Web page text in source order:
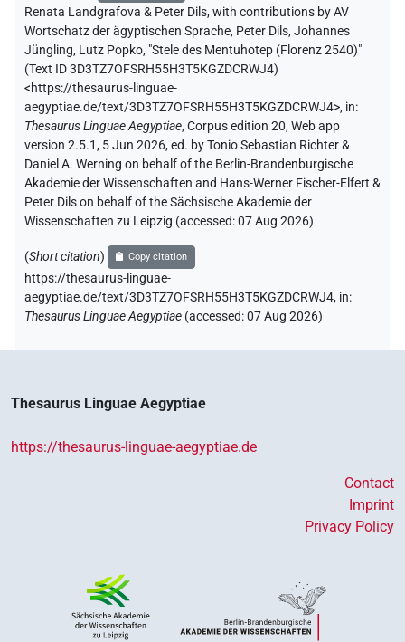
Renata Landgrafova & Peter Dils,with contributions byAV
Wortschatz der ägyptischen Sprache, Peter Dils,Johannes
Jüngling, Lutz Popko, "Stele des Mentuhotep (Florenz 2540)"
(Text ID 3D3TZ7OFSRH55H3T5KGZDCRWJ4)
<https://thesaurus-linguae-
aegyptiae.de/text/3D3TZ7OFSRH55H3T5KGZDCRWJ4>, in:
Thesaurus Linguae Aegyptiae,Corpus edition 20, Web app
version 2.5.1, 5 Jun 2026, ed. by Tonio Sebastian Richter &
Daniel A. Werning on behalf of the Berlin-Brandenburgische
Akademie der Wissenschaften and Hans-Werner Fischer-Elfert &
Peter Dils on behalf of the Sächsische Akademie der
Wissenschaften zu Leipzig (accessed:07 Aug 2026)
(Short citation) Copy citation
https://thesaurus-linguae-
aegyptiae.de/text/3D3TZ7OFSRH55H3T5KGZDCRWJ4, in:
Thesaurus Linguae Aegyptiae (accessed:07 Aug 2026)
Thesaurus Linguae Aegyptiae
https://thesaurus-linguae-aegyptiae.de
Contact
Imprint
Privacy Policy